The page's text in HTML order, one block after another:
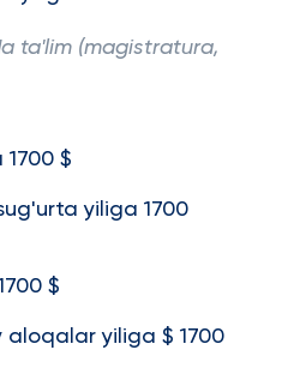
ta'lim (magistratura,
$
yiliga 1700
$
yiliga $ 1700